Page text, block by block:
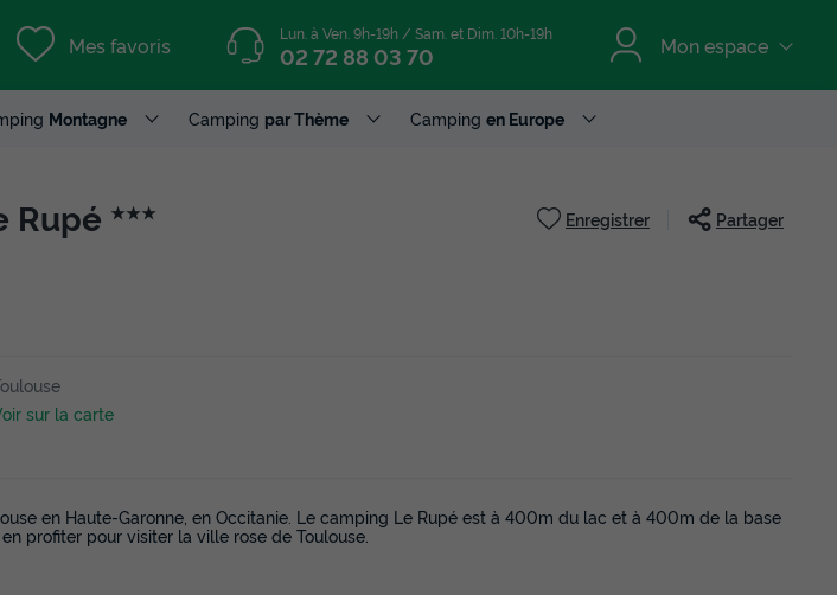
Mes favoris Lun. à Ven. 9h-19h / Sam. et Dim. 10h-19h
02 72 88 03 70 Mon espace
Montagne Camping par Thème Camping en Europe
Rupé ★★★ Enregistrer Partager
sur la carte
en Haute-Garonne, en Occitanie. Le camping Le Rupé est à 400m du lac et à 400m de la base
profiter pour visiter la ville rose de Toulouse.